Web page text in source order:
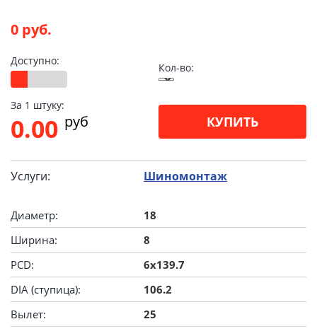
0 руб.
Доступно:
Кол-во:
За 1 штуку:
0.00 pуб КУПИТЬ
Услуги: Шиномонтаж
Диаметр:
18
Ширина:
8
PCD:
6x139.7
DIA (ступица):
106.2
Вылет:
25